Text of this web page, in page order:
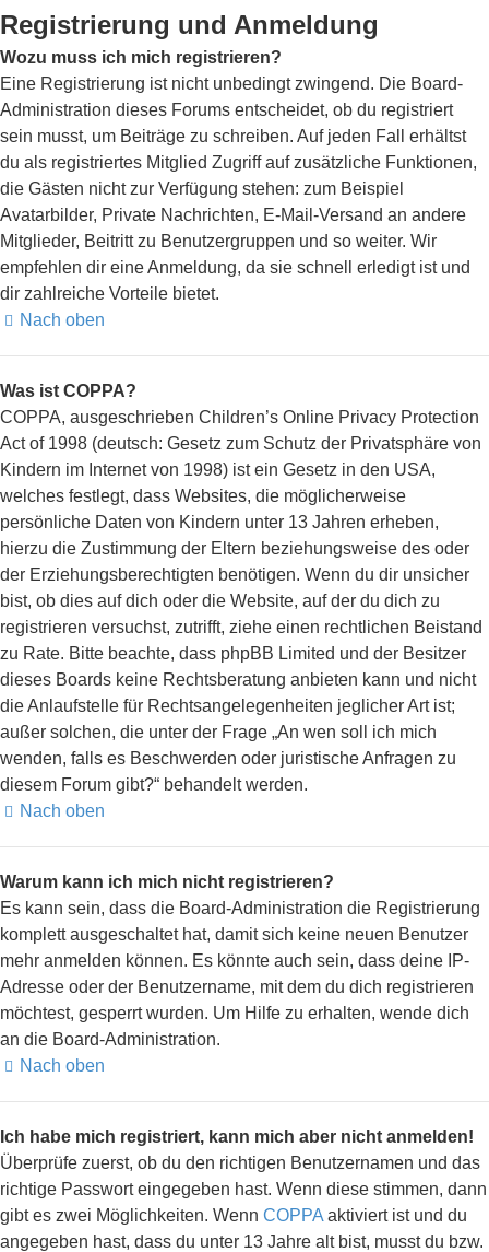
Registrierung und Anmeldung
Wozu muss ich mich registrieren?
Eine Registrierung ist nicht unbedingt zwingend. Die Board-
Administration dieses Forums entscheidet, ob du registriert
sein musst, um Beiträge zu schreiben. Auf jeden Fall erhältst
du als registriertes Mitglied Zugriff auf zusätzliche Funktionen,
die Gästen nicht zur Verfügung stehen: zum Beispiel
Avatarbilder, Private Nachrichten, E-Mail-Versand an andere
Mitglieder, Beitritt zu Benutzergruppen und so weiter. Wir
empfehlen dir eine Anmeldung, da sie schnell erledigt ist und
dir zahlreiche Vorteile bietet.
Nach oben
Was ist COPPA?
COPPA, ausgeschrieben Children’s Online Privacy Protection
Act of 1998 (deutsch: Gesetz zum Schutz der Privatsphäre von
Kindern im Internet von 1998) ist ein Gesetz in den USA,
welches festlegt, dass Websites, die möglicherweise
persönliche Daten von Kindern unter 13 Jahren erheben,
hierzu die Zustimmung der Eltern beziehungsweise des oder
der Erziehungsberechtigten benötigen. Wenn du dir unsicher
bist, ob dies auf dich oder die Website, auf der du dich zu
registrieren versuchst, zutrifft, ziehe einen rechtlichen Beistand
zu Rate. Bitte beachte, dass phpBB Limited und der Besitzer
dieses Boards keine Rechtsberatung anbieten kann und nicht
die Anlaufstelle für Rechtsangelegenheiten jeglicher Art ist;
außer solchen, die unter der Frage „An wen soll ich mich
wenden, falls es Beschwerden oder juristische Anfragen zu
diesem Forum gibt?“ behandelt werden.
Nach oben
Warum kann ich mich nicht registrieren?
Es kann sein, dass die Board-Administration die Registrierung
komplett ausgeschaltet hat, damit sich keine neuen Benutzer
mehr anmelden können. Es könnte auch sein, dass deine IP-
Adresse oder der Benutzername, mit dem du dich registrieren
möchtest, gesperrt wurden. Um Hilfe zu erhalten, wende dich
an die Board-Administration.
Nach oben
Ich habe mich registriert, kann mich aber nicht anmelden!
Überprüfe zuerst, ob du den richtigen Benutzernamen und das
richtige Passwort eingegeben hast. Wenn diese stimmen, dann
gibt es zwei Möglichkeiten. Wenn COPPA aktiviert ist und du
angegeben hast, dass du unter 13 Jahre alt bist, musst du bzw.